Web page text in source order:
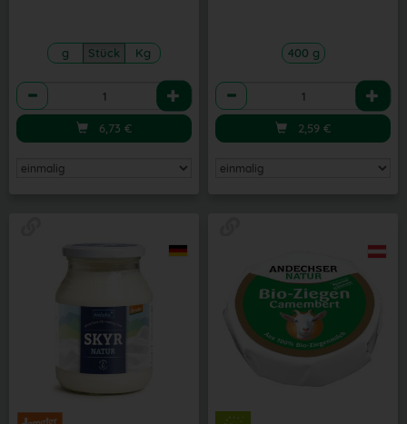
g Stück Kg
Anzahl
6,73 €
400 g
Anzahl
2,59 €